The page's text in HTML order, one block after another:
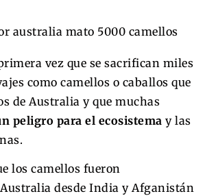
vez que se sacrifican miles
como camellos o caballos que
de Australia y que muchas
peligro para el ecosistema y las
los camellos fueron
desde India y Afganistán